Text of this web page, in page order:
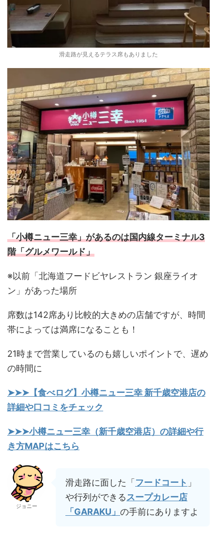
滑走路が見えるテラス席もありました
「小樽ニュー三幸」があるのは国内線ターミナル3
階「グルメワールド」
※以前「北海道フードビヤレストラン 銀座ライオ
ン」があった場所
席数は142席あり比較的大きめの店舗ですが、時間
帯によっては満席になることも！
21時まで営業しているのも嬉しいポイントで、遅め
の時間に
➤➤➤【食べログ】小樽ニュー三幸 新千歳空港店の
詳細や口コミをチェック
➤➤➤小樽ニュー三幸（新千歳空港店）の詳細や行
き方MAPはこちら
ジョニー
滑走路に面した「 フードコート 」
や行列ができるスープカレー店
「GARAKU」 の手前にありますよ